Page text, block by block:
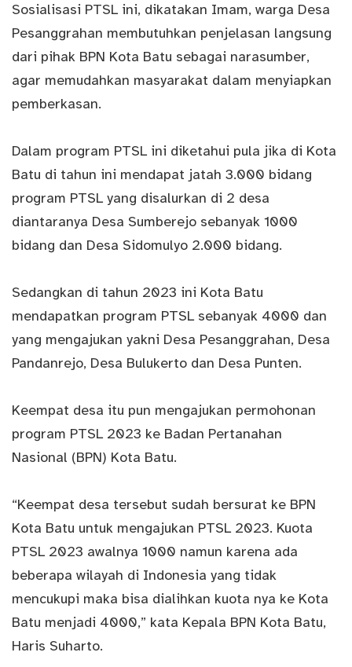
Sosialisasi PTSL ini, dikatakan Imam, warga Desa
Pesanggrahan membutuhkan penjelasan langsung
dari pihak BPN Kota Batu sebagai narasumber,
agar memudahkan masyarakat dalam menyiapkan
pemberkasan.
Dalam program PTSL ini diketahui pula jika di Kota
Batu di tahun ini mendapat jatah 3.000 bidang
program PTSL yang disalurkan di 2 desa
diantaranya Desa Sumberejo sebanyak 1000
bidang dan Desa Sidomulyo 2.000 bidang.
Sedangkan di tahun 2023 ini Kota Batu
mendapatkan program PTSL sebanyak 4000 dan
yang mengajukan yakni Desa Pesanggrahan, Desa
Pandanrejo, Desa Bulukerto dan Desa Punten.
Keempat desa itu pun mengajukan permohonan
program PTSL 2023 ke Badan Pertanahan
Nasional (BPN) Kota Batu.
“Keempat desa tersebut sudah bersurat ke BPN
Kota Batu untuk mengajukan PTSL 2023. Kuota
PTSL 2023 awalnya 1000 namun karena ada
beberapa wilayah di Indonesia yang tidak
mencukupi maka bisa dialihkan kuota nya ke Kota
Batu menjadi 4000,” kata Kepala BPN Kota Batu,
Haris Suharto.